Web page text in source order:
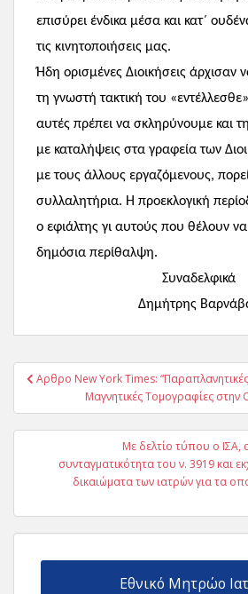
επισύρει ένδικα μέσα και κατ΄
τις κινητοποιήσεις μας.
Ήδη ορισμένες Διοικήσεις άρχισαν
τη γνωστή τακτική του
αυτές πρέπει να σκληρύνουμε και
με καταλήψεις στα γραφεία των
με τους άλλους εργαζόμενους,
συλλαλητήρια. Η προεκλογική
ο εφιάλτης γι αυτούς που θέλουν
δημόσια περίθαλψη.
Συναδελφικά
Δημήτρης
Πλοήγηση
άρθρων
Aρθρο New York Times:
Μαγνητικές Τομογραφίες στην
Με δελτίο τύπου ο ΙΣΑ,
συνταγματικότητα του ν. 3919 και
δικαιώματα των ιατρών για τα
Εθνικό Μητρώο